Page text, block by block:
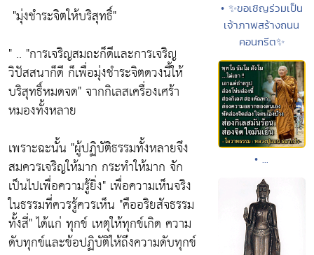
"มุ่งชำระจิตให้บริสุทธิ์"
" .. "การเจริญสมถะก็ดีและการเจริญ
วิปัสสนาก็ดี ก็เพื่อมุ่งชำระจิตดวงนี้ให้
บริสุทธิ์หมดจด"จากกิเลสเครื่องเศร้า
หมองทั้งหลาย
เพราะฉะนั้น "ผู้ปฏิบัติธรรมทั้งหลายจึง
สมควรเจริญให้มาก กระทำให้มาก จัก
เป็นไปเพื่อความรู้ยิ่ง" เพื่อความเห็นจริง
ในธรรมที่ควรรู้ควรเห็น "คืออริยสัจธรรม
ทั้งสี่"ได้แก่ ทุกข์ เหตุให้ทุกข์เกิด ความ
ดับทุกข์และข้อปฏิบัติให้ถึงความดับทุกข์
• ✨ขอเชิญร่วมเป็น
เจ้าภาพสร้างถนน
คอนกรีต✨
• ...